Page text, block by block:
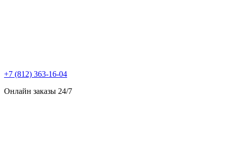
+7 (812) 363-16-04
Онлайн заказы 24/7